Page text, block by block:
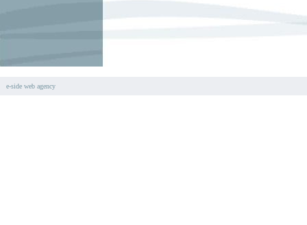
e-side web agency